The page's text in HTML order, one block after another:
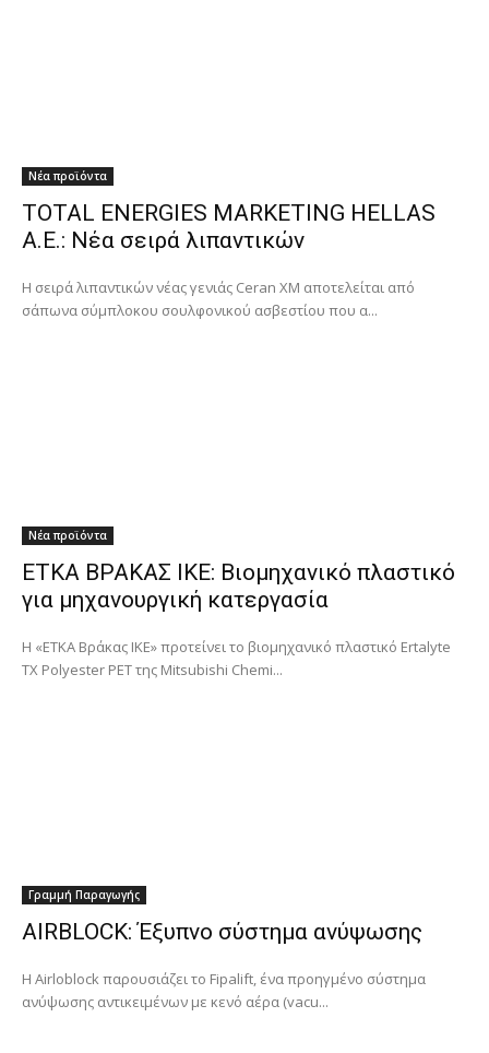
Νέα προϊόντα
TOTAL ENERGIES MARKETING HELLAS
A.E.: Νέα σειρά λιπαντικών
Η σειρά λιπαντικών νέας γενιάς Ceran XM αποτελείται από
σάπωνα σύμπλοκου σουλφονικού ασβεστίου που α...
Νέα προϊόντα
ΕΤΚΑ ΒΡΑΚΑΣ IKE: Βιομηχανικό πλαστικό
για μηχανουργική κατεργασία
Η «ΕΤΚΑ Βράκας IKE» προτείνει το βιομηχανικό πλαστικό Ertalyte
TX Polyester PET της Mitsubishi Chemi...
Γραμμή Παραγωγής
AIRBLOCK: Έξυπνο σύστημα ανύψωσης
Η Airloblock παρουσιάζει το Fipalift, ένα προηγμένο σύστημα
ανύψωσης αντικειμένων με κενό αέρα (vacu...